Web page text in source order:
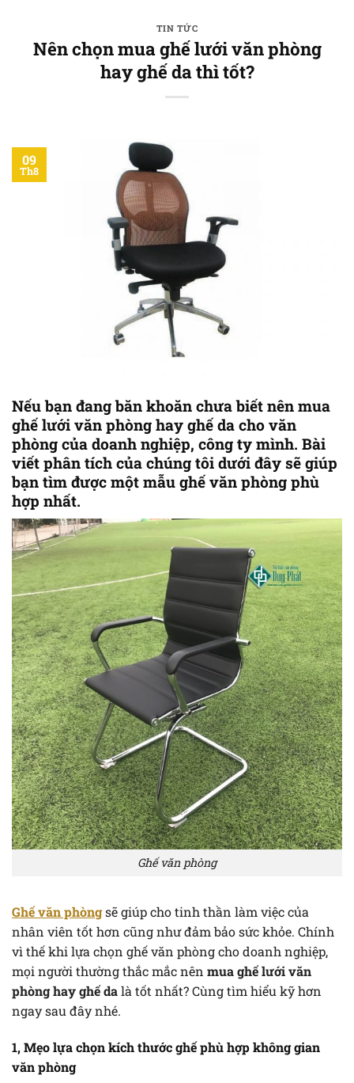
TIN TỨC
Nên chọn mua ghế lưới văn phòng
hay ghế da thì tốt?
09
Th8
Nếu bạn đang băn khoăn chưa biết nên mua
ghế lưới văn phòng hay ghế da cho văn
phòng của doanh nghiệp, công ty mình. Bài
viết phân tích của chúng tôi dưới đây sẽ giúp
bạn tìm được một mẫu ghế văn phòng phù
hợp nhất.
Ghế văn phòng
Ghế văn phòngsẽ giúp cho tinh thần làm việc của
nhân viên tốt hơn cũng như đảm bảo sức khỏe. Chính
vì thế khi lựa chọn ghế văn phòng cho doanh nghiệp,
mọi người thường thắc mắc nên mua ghế lưới văn
phòng hay ghế dalà tốt nhất? Cùng tìm hiểu kỹ hơn
ngay sau đây nhé.
1, Mẹo lựa chọn kích thước ghế phù hợp không gian
văn phòng